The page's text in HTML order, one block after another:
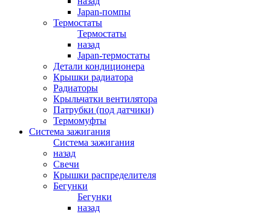
Japan-помпы
Термостаты
Термостаты
назад
Japan-термостаты
Детали кондиционера
Крышки радиатора
Радиаторы
Крыльчатки вентилятора
Патрубки (под датчики)
Термомуфты
Система зажигания
Система зажигания
назад
Свечи
Крышки распределителя
Бегунки
Бегунки
назад